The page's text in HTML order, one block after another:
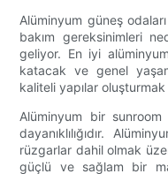
Alüminyum güneş
bakım gereksinimleri
geliyor. En iyi
katacak ve genel
kaliteli yapılar
Alüminyum bir
dayanıklılığıdır.
rüzgarlar dahil olmak
güçlü ve sağlam bir